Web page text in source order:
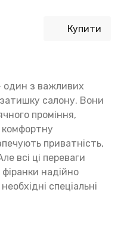
Купити
один з важливих
салону. Вони
проміння,
приватність,
всі ці переваги
надійно
спеціальні